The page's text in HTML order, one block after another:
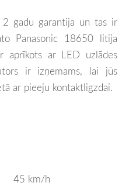
2 gadu garantija un tas ir
Panasonic 18650 litija
aprīkots ar LED uzlādes
ir izņemams, lai jūs
ar pieeju kontaktligzdai.
45 km/h